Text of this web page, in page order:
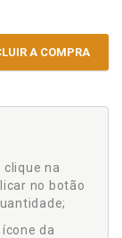
A COMPRA
na
no botão
da